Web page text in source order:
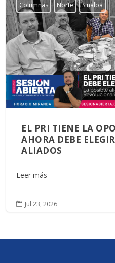
Columnas Norte Sinaloa
EL PRI TIENE LA
AHORA DEBE
ALIADOS
Leer más
 Jul 23, 2026